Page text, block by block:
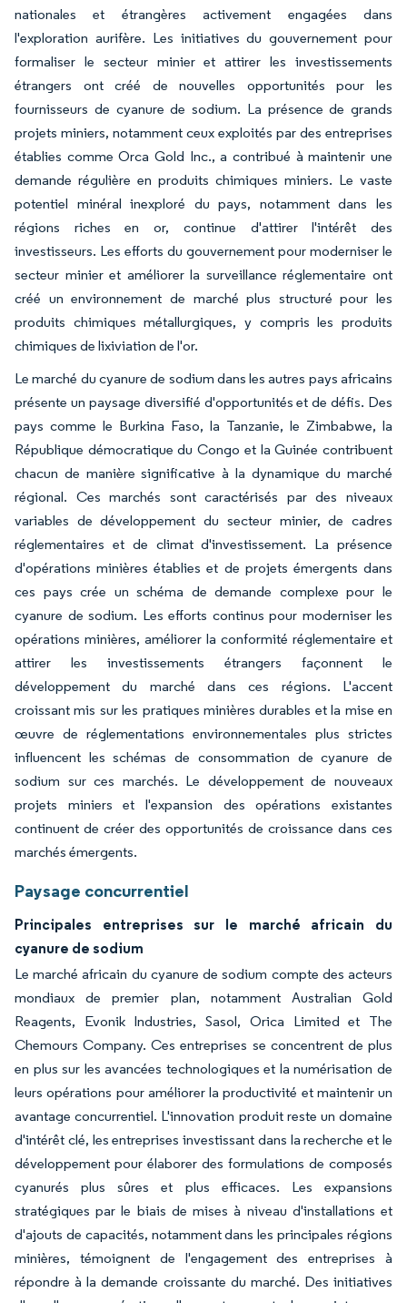
nationales et étrangères activement engagées dans
l'exploration aurifère. Les initiatives du gouvernement pour
formaliser le secteur minier et attirer les investissements
étrangers ont créé de nouvelles opportunités pour les
fournisseurs de cyanure de sodium. La présence de grands
projets miniers, notamment ceux exploités par des entreprises
établies comme Orca Gold Inc., a contribué à maintenir une
demande régulière en produits chimiques miniers. Le vaste
potentiel minéral inexploré du pays, notamment dans les
régions riches en or, continue d'attirer l'intérêt des
investisseurs. Les efforts du gouvernement pour moderniser le
secteur minier et améliorer la surveillance réglementaire ont
créé un environnement de marché plus structuré pour les
produits chimiques métallurgiques, y compris les produits
chimiques de lixiviation de l'or.
Le marché du cyanure de sodium dans les autres pays africains
présente un paysage diversifié d'opportunités et de défis. Des
pays comme le Burkina Faso, la Tanzanie, le Zimbabwe, la
République démocratique du Congo et la Guinée contribuent
chacun de manière significative à la dynamique du marché
régional. Ces marchés sont caractérisés par des niveaux
variables de développement du secteur minier, de cadres
réglementaires et de climat d'investissement. La présence
d'opérations minières établies et de projets émergents dans
ces pays crée un schéma de demande complexe pour le
cyanure de sodium. Les efforts continus pour moderniser les
opérations minières, améliorer la conformité réglementaire et
attirer les investissements étrangers façonnent le
développement du marché dans ces régions. L'accent
croissant mis sur les pratiques minières durables et la mise en
œuvre de réglementations environnementales plus strictes
influencent les schémas de consommation de cyanure de
sodium sur ces marchés. Le développement de nouveaux
projets miniers et l'expansion des opérations existantes
continuent de créer des opportunités de croissance dans ces
marchés émergents.
Paysage concurrentiel
Principales entreprises sur le marché africain du
cyanure de sodium
Le marché africain du cyanure de sodium compte des acteurs
mondiaux de premier plan, notamment Australian Gold
Reagents, Evonik Industries, Sasol, Orica Limited et The
Chemours Company. Ces entreprises se concentrent de plus
en plus sur les avancées technologiques et la numérisation de
leurs opérations pour améliorer la productivité et maintenir un
avantage concurrentiel. L'innovation produit reste un domaine
d'intérêt clé, les entreprises investissant dans la recherche et le
développement pour élaborer des formulations de composés
cyanurés plus sûres et plus efficaces. Les expansions
stratégiques par le biais de mises à niveau d'installations et
d'ajouts de capacités, notamment dans les principales régions
minières, témoignent de l'engagement des entreprises à
répondre à la demande croissante du marché. Des initiatives